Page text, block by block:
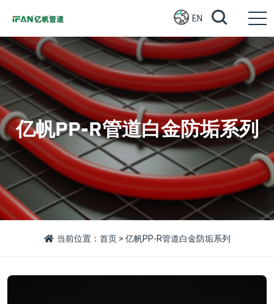
EN
亿帆PP-R管道白金防垢系列
当前位置： 首页> 亿帆PP-R管道白金防垢系列